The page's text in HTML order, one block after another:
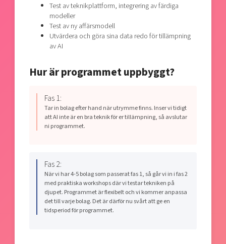
Test av teknikplattform, integrering av färdiga
modeller
Test av ny affärsmodell
Utvärdera och göra sina data redo för tillämpning
av AI
Hur är programmet uppbyggt?
Fas 1:
Tar in bolag efter hand när utrymme finns. Inser vi tidigt
att AI inte är en bra teknik för er tillämpning, så avslutar
ni programmet.
Fas 2:
När vi har 4-5 bolag som passerat fas 1, så går vi in i fas 2
med praktiska workshops där vi testar tekniken på
djupet. Programmet är flexibelt och vi kommer anpassa
det till varje bolag. Det är därför nu svårt att ge en
tidsperiod för programmet.